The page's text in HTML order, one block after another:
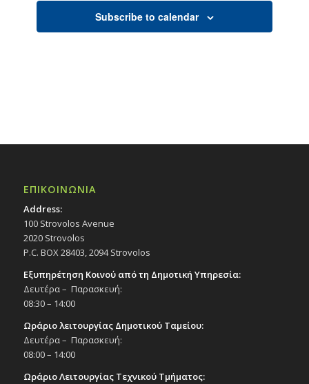
s
ssss
ss s s
Subscribe to calendar
ΕΠΙΚΟΙΝΩΝΙΑ
Address:
100 Strovolos Avenue
2020 Strovolos
P.C. BOX 28403, 2094 Strovolos
Εξυπηρέτηση Κοινού από τη Δημοτική Υπηρεσία:
Δευτέρα – Παρασκευή:
08:30 – 14:00
Ωράριο λειτουργίας Δημοτικού Ταμείου:
Δευτέρα – Παρασκευή:
08:00 – 14:00
Ωράριο Λειτουργίας Τεχνικού Τμήματος: